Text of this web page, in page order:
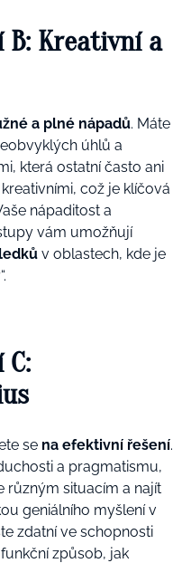
B: Kreativní a
a plné nápadů. Máte
úhlů a
která ostatní často ani
což je klíčová
nápaditost a
vám umožňují
v oblastech, kde je
se na efektivní řešení.
a pragmatismu,
různým situacím a najít
geniálního myšlení v
zdatní ve schopnosti
způsob, jak